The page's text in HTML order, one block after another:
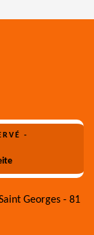
-
Georges - 81